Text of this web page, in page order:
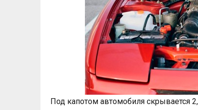
Под капотом автомобиля скрывается